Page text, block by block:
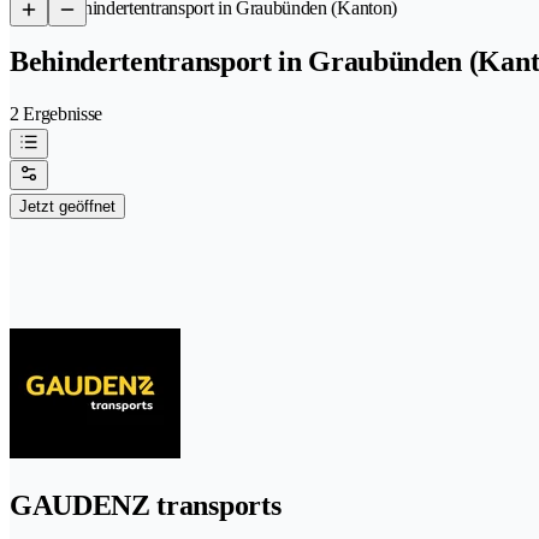
/Behindertentransport in Graubünden (Kanton)
Behindertentransport in Graubünden
2 Ergebnisse
Jetzt geöffnet
GAUDENZ transports